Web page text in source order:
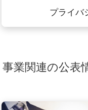
プライバ
事業関連の公表